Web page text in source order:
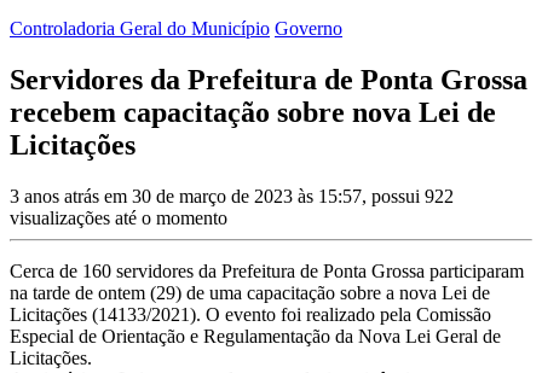
Controladoria Geral do Município Governo
Servidores da Prefeitura de Ponta Grossa
recebem capacitação sobre nova Lei de
Licitações
3 anos atrás em 30 de março de 2023 às 15:57, possui 922
visualizações até o momento
Cerca de 160 servidores da Prefeitura de Ponta Grossa participaram
na tarde de ontem (29) de uma capacitação sobre a nova Lei de
Licitações (14133/2021). O evento foi realizado pela Comissão
Especial de Orientação e Regulamentação da Nova Lei Geral de
Licitações.